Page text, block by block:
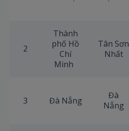
2
Thành
phố Hồ
Chí
Minh
Tân Sơn
Nhất
3 Đà Nẵng
Đà
Nẵng